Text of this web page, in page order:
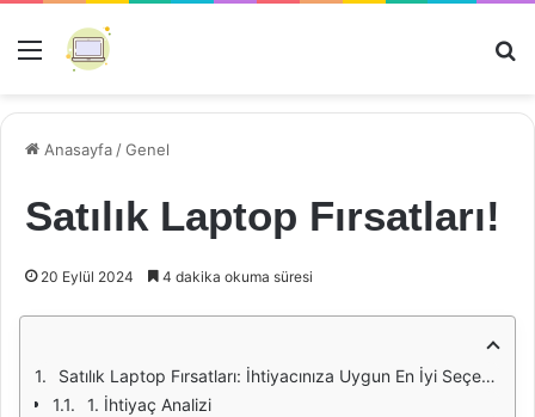
Menü
Anasayfa /Genel
Satılık Laptop Fırsatları!
20 Eylül 2024 4 dakika okuma süresi
Satılık Laptop Fırsatları: İhtiyacınıza Uygun En İyi Seçenekler
1. İhtiyaç Analizi